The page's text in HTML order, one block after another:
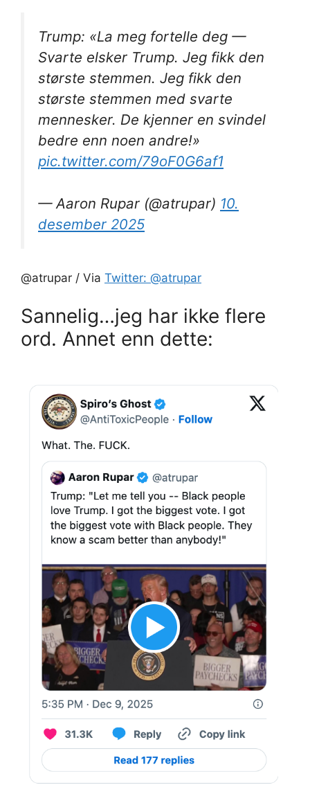
Trump: «La meg fortelle deg —
Svarte elsker Trump. Jeg fikk den
største stemmen. Jeg fikk den
største stemmen med svarte
mennesker. De kjenner en svindel
bedre enn noen andre!»
pic.twitter.com/79oF0G6af1
— Aaron Rupar (@atrupar) 10.
desember 2025
@atrupar / Via Twitter: @atrupar
Sannelig…jeg har ikke flere
ord. Annet enn dette: